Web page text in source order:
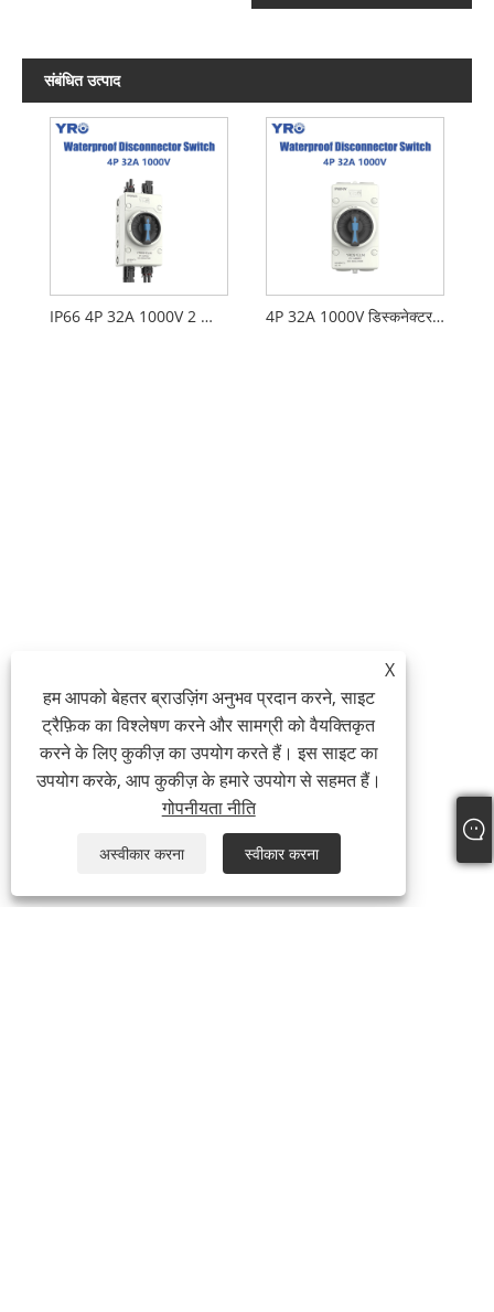
संबंधित उत्पाद
IP66 4P 32A 1000V 2 स्ट्रिंग्स टॉप इन बॉटम आउट 4P 32A 1000V डिस्कनेक्टर स्विच नो वायरिंग
X
हम आपको बेहतर ब्राउज़िंग अनुभव प्रदान करने, साइट
ट्रैफ़िक का विश्लेषण करने और सामग्री को वैयक्तिकृत
करने के लिए कुकीज़ का उपयोग करते हैं। इस साइट का
उपयोग करके, आप कुकीज़ के हमारे उपयोग से सहमत हैं।
गोपनीयता नीति
अस्वीकार करना स्वीकार करना